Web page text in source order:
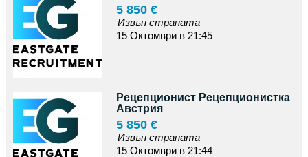
5 850 €
Извън страната
15 Октомври в 21:45
Рецепционист Рецепционистка
Австрия
5 850 €
Извън страната
15 Октомври в 21:44